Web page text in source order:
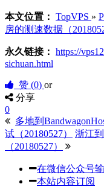
本文位置： TopVPS »
房的测速数据（
永久链接： https://
sichuan.html
赞 (0) or
分享
0
多地到
试（20180527）
浙江
（20180527）
在微信公众号
本站内容订阅